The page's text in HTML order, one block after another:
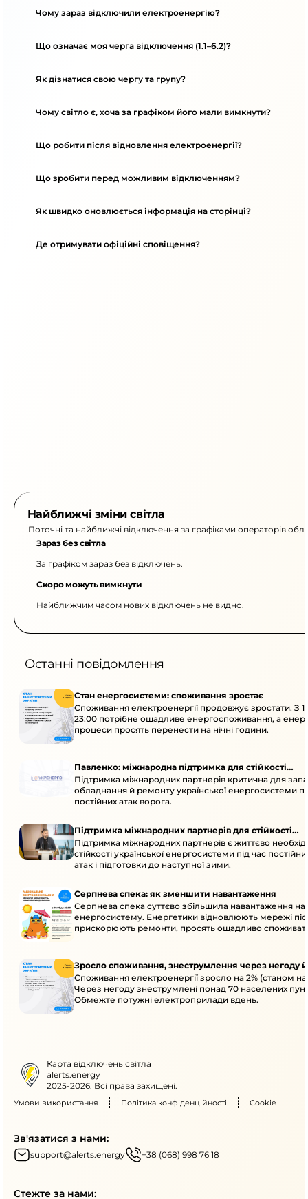
Чому зараз відключили електроенергію?
Що означає моя черга відключення (1.1–6.2)?
Як дізнатися свою чергу та групу?
Чому світло є, хоча за графіком його мали вимкнути?
Що робити після відновлення електроенергії?
Що зробити перед можливим відключенням?
Як швидко оновлюється інформація на сторінці?
Де отримувати офіційні сповіщення?
Найближчі зміни світла
Поточні та найближчі відключення за графіками операторів
Зараз без світла
За графіком зараз без відключень.
Скоро можуть вимкнути
Найближчим часом нових відключень не видно.
Останні повідомлення
Стан енергосистеми: споживання зростає
Споживання електроенергії продовжує зростати. З
23:00 потрібне ощадливе енергоспоживання, а
процеси просять перенести на нічні години.
Павленко: міжнародна підтримка для стійкості
енергосистеми
Підтримка міжнародних партнерів критична для
обладнання й ремонту української енергосистеми
постійних атак ворога.
Підтримка міжнародних партнерів для стійкості
енергосистеми
Підтримка міжнародних партнерів є життєво
стійкості української енергосистеми під час
атак і підготовки до наступної зими.
Серпнева спека: як зменшити навантаження
Серпнева спека суттєво збільшила навантаження на
енергосистему. Енергетики відновлюють мережі
прискорюють ремонти, просять ощадливо
Зросло споживання, знеструмлення через негоду
Споживання електроенергії зросло на 2% (станом на
Через негоду знеструмлені понад 70 населених
Обмежте потужні електроприлади вдень.
Карта відключень світла
alerts.energy
2025-2026. Всі права захищені.
Умови використання Політика конфіденційності Cookie
Зв'язатися з нами:
support@alerts.energy +38 (068) 998 76 18
Стежте за нами: